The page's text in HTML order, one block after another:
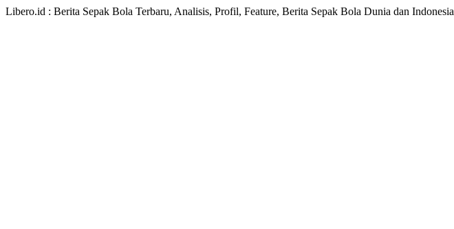
Libero.id : Berita Sepak Bola Terbaru, Analisis, Profil, Feature, Berita Sepak Bola Dunia dan Indonesia